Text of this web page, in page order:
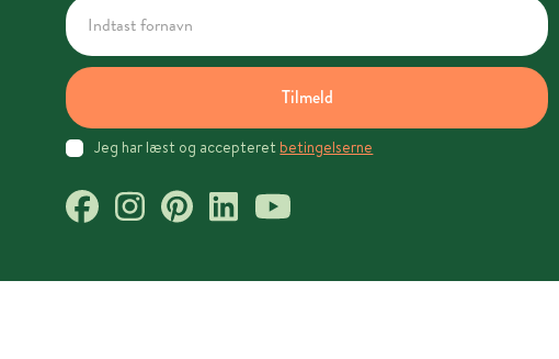
Tilmeld
Jeg har læst og accepteret betingelserne